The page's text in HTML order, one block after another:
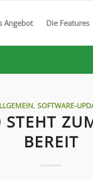
Angebot Die Features
,SOFTWARE-
STEHT
BEREIT